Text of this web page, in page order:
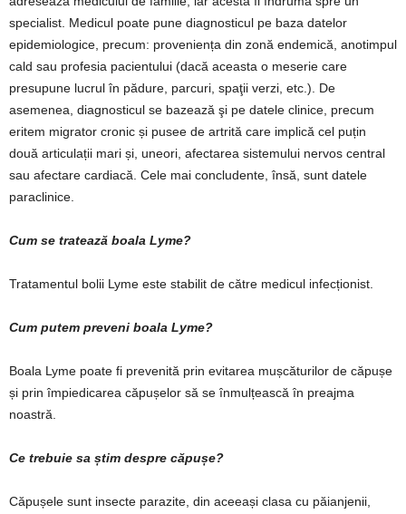
specialist. Medicul poate pune diagnosticul pe baza datelor
epidemiologice, precum: proveniența din zonă endemică, anotimpul
cald sau profesia pacientului (dacă aceasta o meserie care
presupune lucrul în pădure, parcuri, spaţii verzi, etc.). De
asemenea, diagnosticul se bazează şi pe datele clinice, precum
eritem migrator cronic și pusee de artrită care implică cel puțin
două articulații mari și, uneori, afectarea sistemului nervos central
sau afectare cardiacă. Cele mai concludente, însă, sunt datele
paraclinice.
Cum se tratează boala Lyme?
Tratamentul bolii Lyme este stabilit de către medicul infecționist.
Cum putem preveni boala Lyme?
Boala Lyme poate fi prevenită prin evitarea mușcăturilor de căpușe
și prin împiedicarea căpușelor să se înmulțească în preajma
noastră.
Ce trebuie sa știm despre căpușe?
Căpușele sunt insecte parazite, din aceeași clasa cu păianjenii,